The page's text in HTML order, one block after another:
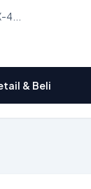
4...
& Beli